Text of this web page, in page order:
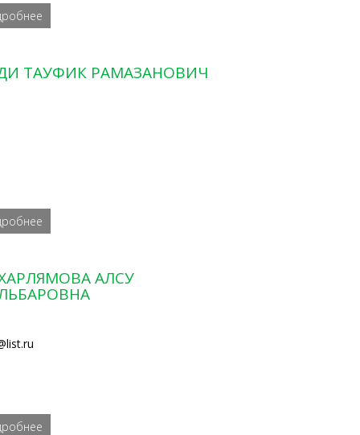
ТАУФИК РАМАЗАНОВИЧ
АЛСУ